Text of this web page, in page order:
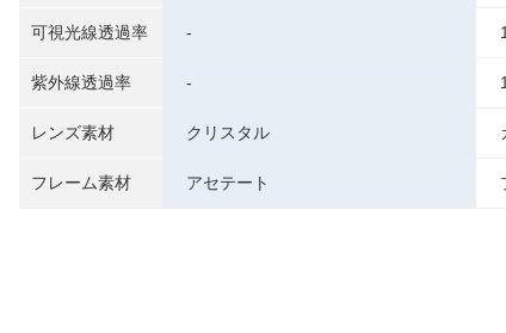
可視光線透過率
紫外線透過率
レンズ素材
フレーム素材
-
-
クリスタル
アセテート